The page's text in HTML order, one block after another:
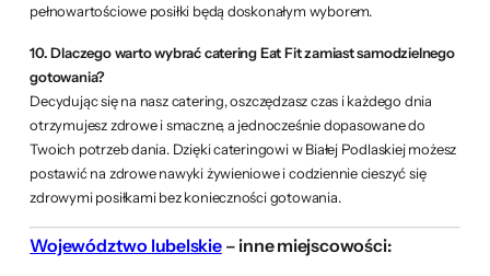
pełnowartościowe posiłki będą doskonałym wyborem.
10. Dlaczego warto wybrać catering Eat Fit zamiast samodzielnego
gotowania?
Decydując się na nasz catering, oszczędzasz czas i każdego dnia
otrzymujesz zdrowe i smaczne, a jednocześnie dopasowane do
Twoich potrzeb dania. Dzięki cateringowi w Białej Podlaskiej możesz
postawić na zdrowe nawyki żywieniowe i codziennie cieszyć się
zdrowymi posiłkami bez konieczności gotowania.
Województwo lubelskie– inne miejscowości: